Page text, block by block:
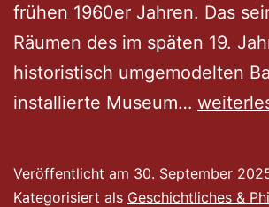
frühen 1960er Jahren. Das
Räumen des im späten 19.
historistisch umgemodelten
installierte Museum… Auf
Veröffentlicht am 30. September
Kategorisiert als Geschichtliches &